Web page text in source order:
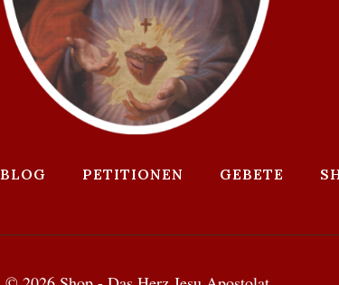
BLOG PETITIONEN GEBETE